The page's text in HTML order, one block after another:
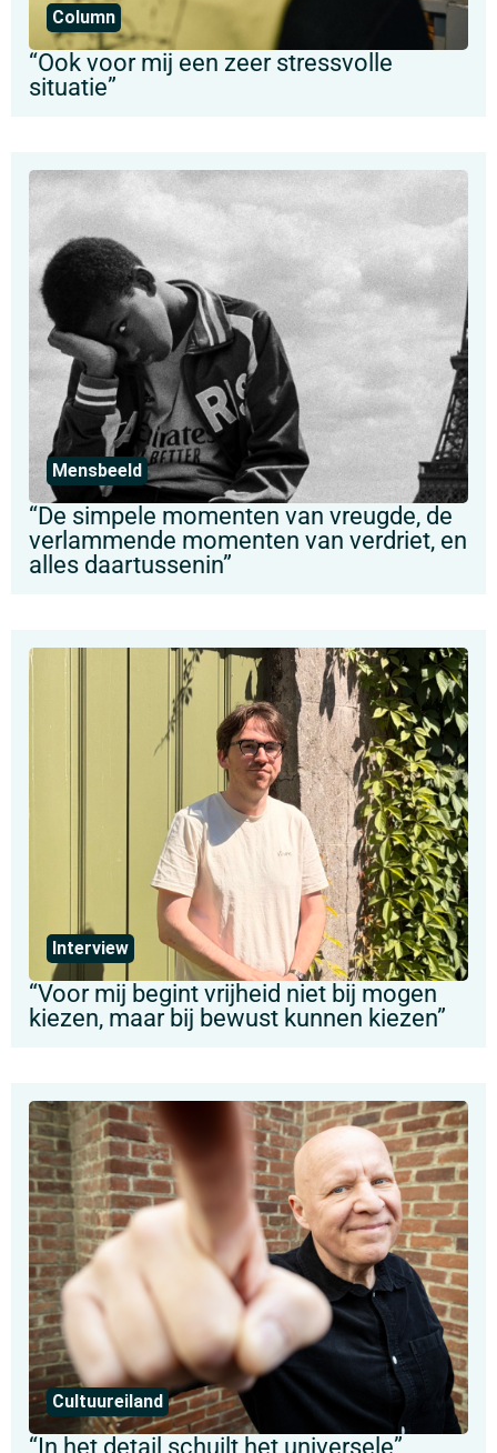
Column
“Ook voor mij een zeer stressvolle
situatie”
Mensbeeld
“De simpele momenten van vreugde, de
verlammende momenten van verdriet, en
alles daartussenin”
Interview
“Voor mij begint vrijheid niet bij mogen
kiezen, maar bij bewust kunnen kiezen”
Cultuureiland
“In het detail schuilt het universele”